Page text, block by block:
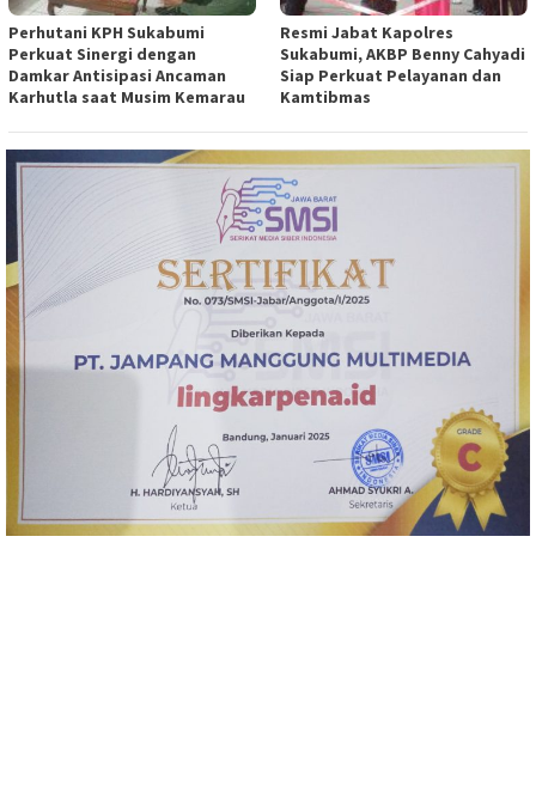
Perhutani KPH Sukabumi
Perkuat Sinergi dengan
Damkar Antisipasi Ancaman
Karhutla saat Musim Kemarau
Resmi Jabat Kapolres
Sukabumi, AKBP Benny Cahyadi
Siap Perkuat Pelayanan dan
Kamtibmas